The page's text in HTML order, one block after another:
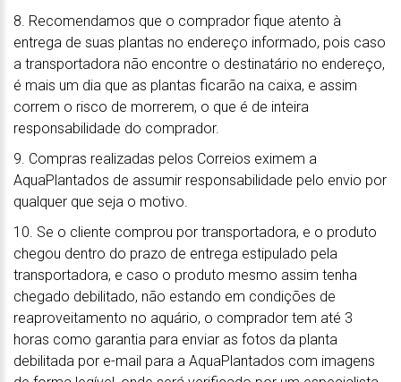
8. Recomendamos que o comprador fique atento à
entrega de suas plantas no endereço informado, pois caso
a transportadora não encontre o destinatário no endereço,
é mais um dia que as plantas ficarão na caixa, e assim
correm o risco de morrerem, o que é de inteira
responsabilidade do comprador.
9. Compras realizadas pelos Correios eximem a
AquaPlantados de assumir responsabilidade pelo envio por
qualquer que seja o motivo.
10. Se o cliente comprou por transportadora, e o produto
chegou dentro do prazo de entrega estipulado pela
transportadora, e caso o produto mesmo assim tenha
chegado debilitado, não estando em condições de
reaproveitamento no aquário, o comprador tem até 3
horas como garantia para enviar as fotos da planta
debilitada por e-mail para a AquaPlantados com imagens